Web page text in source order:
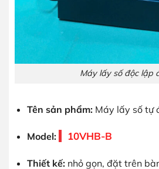
Máy lấy số độc lập
Tên sản phẩm:Máy lấy số tự
Model: 10VHB-B
Thiết kế:nhỏ gọn, đặt trên